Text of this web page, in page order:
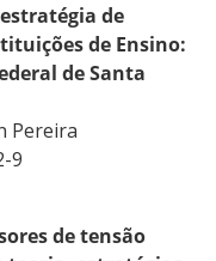
de
de Ensino:
de Santa
Pereira
9
de tensão